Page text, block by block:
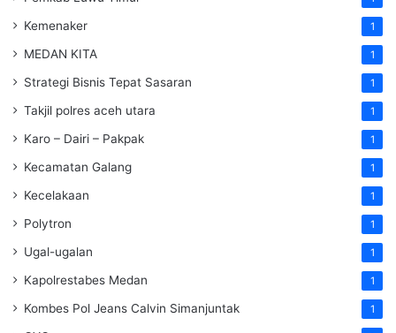
Kemenaker 1
MEDAN KITA 1
Strategi Bisnis Tepat Sasaran 1
Takjil polres aceh utara 1
Karo – Dairi – Pakpak 1
Kecamatan Galang 1
Kecelakaan 1
Polytron 1
Ugal-ugalan 1
Kapolrestabes Medan 1
Kombes Pol Jeans Calvin Simanjuntak 1